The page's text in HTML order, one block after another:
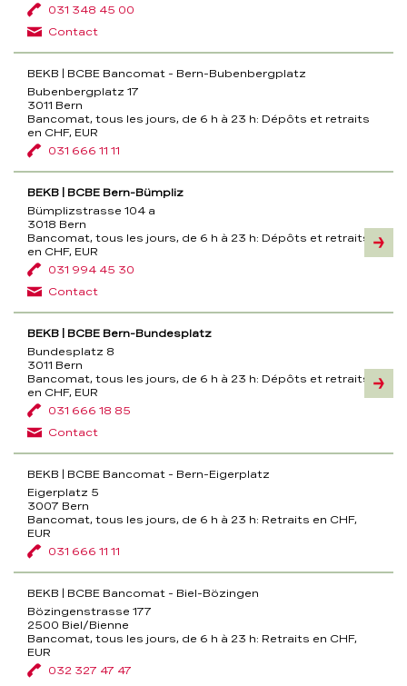
031 348 45 00
Contact
BEKB | BCBE Bancomat - Bern-Bubenbergplatz
Bubenbergplatz 17
3011 Bern
Bancomat, tous les jours, de 6 h à 23 h: Dépôts et retraits
en CHF, EUR
031 666 11 11
BEKB | BCBE Bern-Bümpliz
Bümplizstrasse 104 a
3018 Bern
Bancomat, tous les jours, de 6 h à 23 h: Dépôts et retraits
en CHF, EUR
031 994 45 30
Contact
BEKB | BCBE Bern-Bundesplatz
Bundesplatz 8
3011 Bern
Bancomat, tous les jours, de 6 h à 23 h: Dépôts et retraits
en CHF, EUR
031 666 18 85
Contact
BEKB | BCBE Bancomat - Bern-Eigerplatz
Eigerplatz 5
3007 Bern
Bancomat, tous les jours, de 6 h à 23 h: Retraits en CHF,
EUR
031 666 11 11
BEKB | BCBE Bancomat - Biel-Bözingen
Bözingenstrasse 177
2500 Biel/Bienne
Bancomat, tous les jours, de 6 h à 23 h: Retraits en CHF,
EUR
032 327 47 47